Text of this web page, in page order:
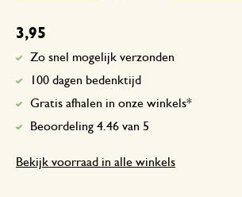
3,95
Zo snel mogelijk verzonden
100 dagen bedenktijd
Gratis afhalen in onze winkels*
Beoordeling 4.46 van 5
Bekijk voorraad in alle winkels